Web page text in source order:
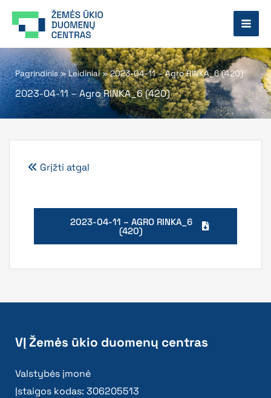
prie
Pagrindinis»Leidiniai»2023-04-11 – Agro RINKA_6 (420)
2023-04-11 – Agro RINKA_6 (420)
Grįžti atgal
2023-04-11 – AGRO RINKA_6
(420)
VĮ Žemės ūkio duomenų centras
Valstybės įmonė
Įstaigos kodas: 306205513